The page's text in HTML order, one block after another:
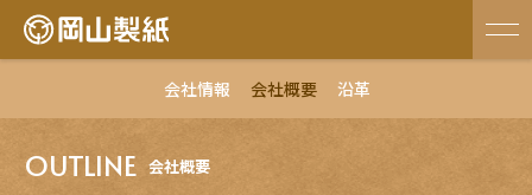
会社情報 会社概要 沿革
OUTLINE 会社概要